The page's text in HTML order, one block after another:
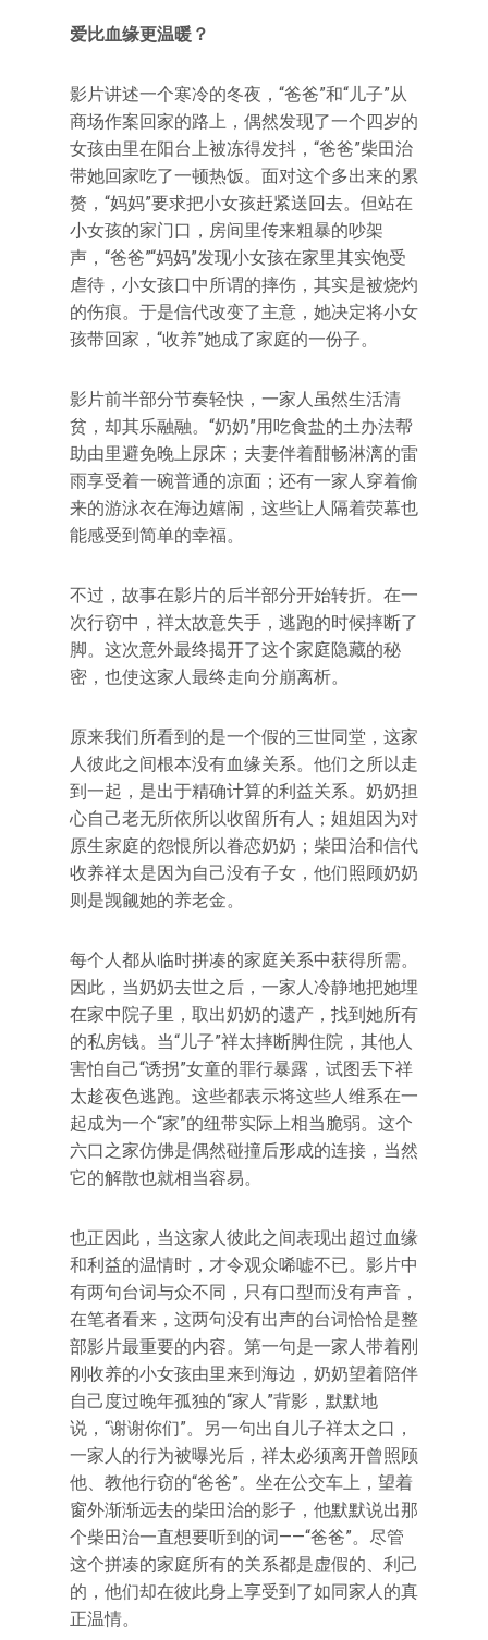
爱比血缘更温暖？
影片讲述一个寒冷的冬夜，“爸爸”和“儿子”从
商场作案回家的路上，偶然发现了一个四岁的
女孩由里在阳台上被冻得发抖，“爸爸”柴田治
带她回家吃了一顿热饭。面对这个多出来的累
赘，“妈妈”要求把小女孩赶紧送回去。但站在
小女孩的家门口，房间里传来粗暴的吵架
声，“爸爸”“妈妈”发现小女孩在家里其实饱受
虐待，小女孩口中所谓的摔伤，其实是被烧灼
的伤痕。于是信代改变了主意，她决定将小女
孩带回家，“收养”她成了家庭的一份子。
影片前半部分节奏轻快，一家人虽然生活清
贫，却其乐融融。“奶奶”用吃食盐的土办法帮
助由里避免晚上尿床；夫妻伴着酣畅淋漓的雷
雨享受着一碗普通的凉面；还有一家人穿着偷
来的游泳衣在海边嬉闹，这些让人隔着荧幕也
能感受到简单的幸福。
不过，故事在影片的后半部分开始转折。在一
次行窃中，祥太故意失手，逃跑的时候摔断了
脚。这次意外最终揭开了这个家庭隐藏的秘
密，也使这家人最终走向分崩离析。
原来我们所看到的是一个假的三世同堂，这家
人彼此之间根本没有血缘关系。他们之所以走
到一起，是出于精确计算的利益关系。奶奶担
心自己老无所依所以收留所有人；姐姐因为对
原生家庭的怨恨所以眷恋奶奶；柴田治和信代
收养祥太是因为自己没有子女，他们照顾奶奶
则是觊觎她的养老金。
每个人都从临时拼凑的家庭关系中获得所需。
因此，当奶奶去世之后，一家人冷静地把她埋
在家中院子里，取出奶奶的遗产，找到她所有
的私房钱。当“儿子”祥太摔断脚住院，其他人
害怕自己“诱拐”女童的罪行暴露，试图丢下祥
太趁夜色逃跑。这些都表示将这些人维系在一
起成为一个“家”的纽带实际上相当脆弱。这个
六口之家仿佛是偶然碰撞后形成的连接，当然
它的解散也就相当容易。
也正因此，当这家人彼此之间表现出超过血缘
和利益的温情时，才令观众唏嘘不已。影片中
有两句台词与众不同，只有口型而没有声音，
在笔者看来，这两句没有出声的台词恰恰是整
部影片最重要的内容。第一句是一家人带着刚
刚收养的小女孩由里来到海边，奶奶望着陪伴
自己度过晚年孤独的“家人”背影，默默地
说，“谢谢你们”。另一句出自儿子祥太之口，
一家人的行为被曝光后，祥太必须离开曾照顾
他、教他行窃的“爸爸”。坐在公交车上，望着
窗外渐渐远去的柴田治的影子，他默默说出那
个柴田治一直想要听到的词——“爸爸”。尽管
这个拼凑的家庭所有的关系都是虚假的、利己
的，他们却在彼此身上享受到了如同家人的真
正温情。